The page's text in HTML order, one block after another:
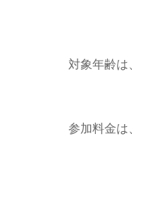
対象年齢は、
参加料金は、